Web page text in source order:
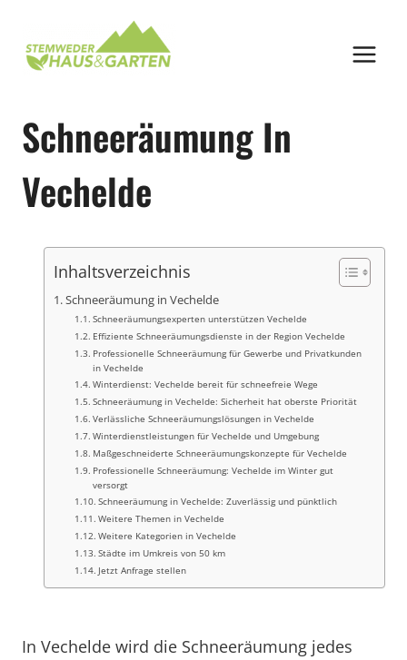
springen
Schneeräumung In
Vechelde
Inhaltsverzeichnis
Schneeräumung in Vechelde
Schneeräumungsexperten unterstützen Vechelde
Effiziente Schneeräumungsdienste in der Region Vechelde
Professionelle Schneeräumung für Gewerbe und Privatkunden
in Vechelde
Winterdienst: Vechelde bereit für schneefreie Wege
Schneeräumung in Vechelde: Sicherheit hat oberste Priorität
Verlässliche Schneeräumungslösungen in Vechelde
Winterdienstleistungen für Vechelde und Umgebung
Maßgeschneiderte Schneeräumungskonzepte für Vechelde
Professionelle Schneeräumung: Vechelde im Winter gut
versorgt
Schneeräumung in Vechelde: Zuverlässig und pünktlich
Weitere Themen in Vechelde
Weitere Kategorien in Vechelde
Städte im Umkreis von 50 km
Jetzt Anfrage stellen
In Vechelde wird die Schneeräumung jedes